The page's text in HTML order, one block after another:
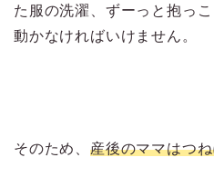
た服の洗濯、ずーっと抱っ
動かなければいけません。
そのため、 産後のママはつ